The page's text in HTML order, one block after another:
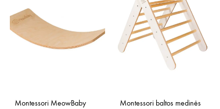
Montessori MeowBaby
Montessori baltos medinės